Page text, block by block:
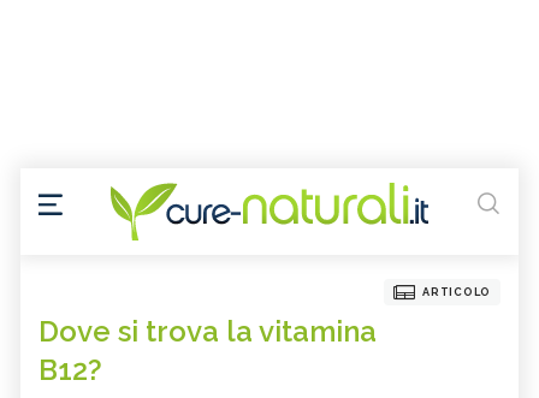
ARTICOLO
Dove si trova la vitamina
B12?